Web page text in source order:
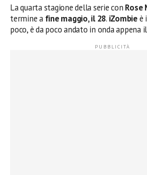
La quarta stagione della serie con Rose
termine a fine maggio, il 28. iZombieè
poco, è da poco andato in onda appena